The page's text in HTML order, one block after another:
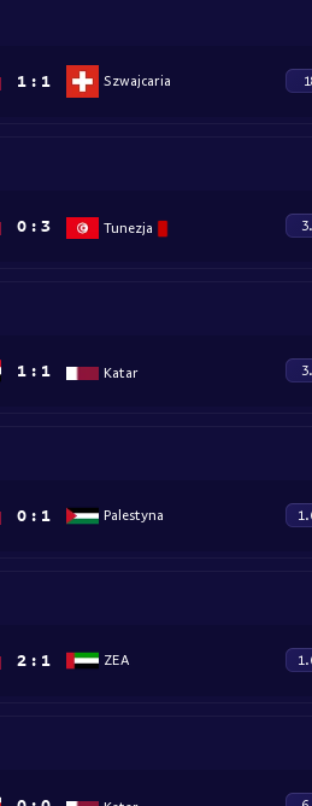
1 : 1 Szwajcaria
0 : 3 Tunezja
1 : 1 Katar
0 : 1 Palestyna
2 : 1 ZEA